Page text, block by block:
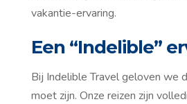
vakantie-ervaring.
Een “Indelible”
Bij Indelible Travel geloven we
moet zijn. Onze reizen zijn